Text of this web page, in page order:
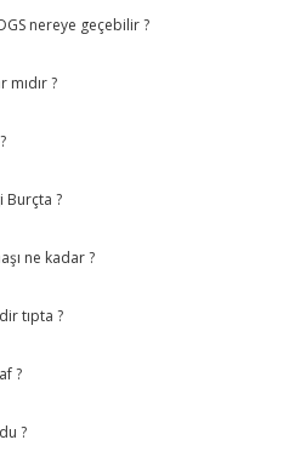
nereye geçebilir ?
mıdır ?
Burçta ?
ne kadar ?
tıpta ?
?
?